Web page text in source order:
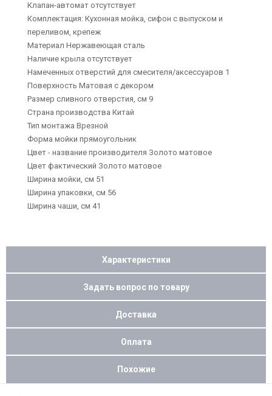
Клапан-автомат отсутствует
Комплектация: Кухонная мойка, сифон с выпуском и
переливом, крепеж
Материал Нержавеющая сталь
Наличие крыла отсутствует
Намеченных отверстий для смесителя/аксессуаров 1
Поверхность Матовая с декором
Размер сливного отверстия, см 9
Страна производства Китай
Тип монтажа Врезной
Форма мойки прямоугольник
Цвет - название производителя Золото матовое
Цвет фактический Золото матовое
Ширина мойки, см 51
Ширина упаковки, см 56
Ширина чаши, см 41
Характеристики
Задать вопрос по товару
Доставка
Оплата
Похожие